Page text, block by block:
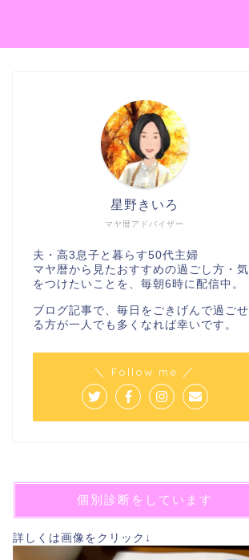
マヤ暦アドバイザー
星野きいろ
夫・高3息子と暮らす50代主婦
マヤ暦から見たおすすめの過ごし方・気
をつけたいことを、毎朝6時に配信中。
ブログ記事で、毎日をごきげんで過ごせ
る方が一人でも多くなれば幸いです。
＼ Follow me ／
個別診断をしています
詳しくは画像をクリック↓